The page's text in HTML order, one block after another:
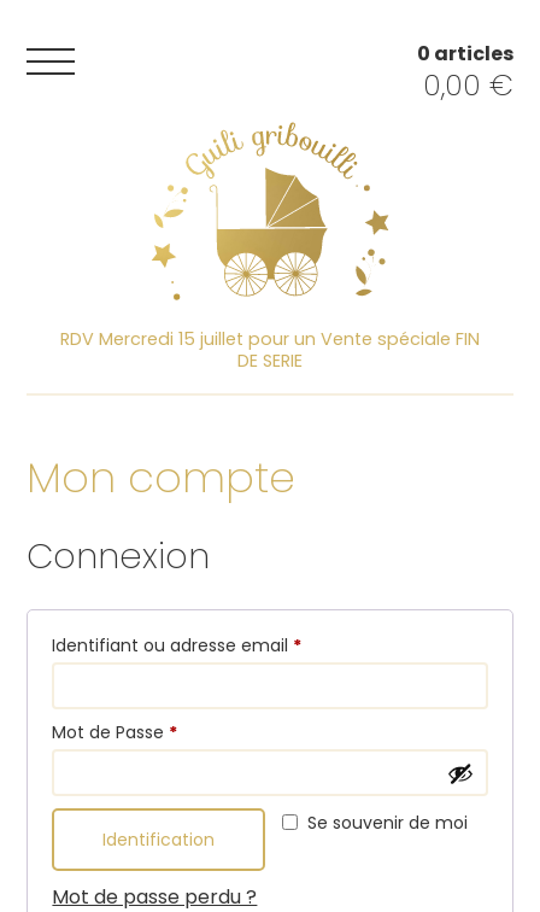
0 articles
0,00 €
RDV Mercredi 15 juillet pour un Vente spéciale FIN
DE SERIE
Mon compte
Connexion
Identifiant ou adresse email *Obligatoire
Mot de Passe *Obligatoire
Se souvenir de moi
Identification
Mot de passe perdu ?